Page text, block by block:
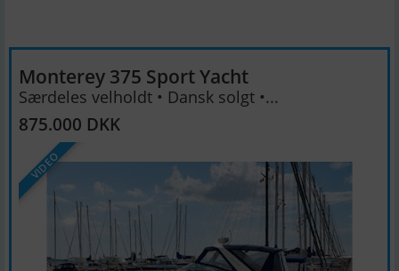
Monterey 375 Sport Yacht
Særdeles velholdt • Dansk solgt •...
875.000 DKK
VIDEO